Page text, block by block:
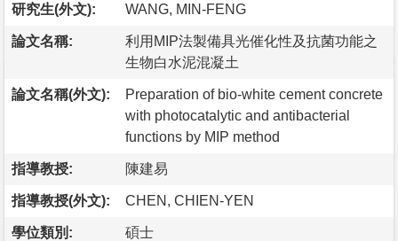
研究生(外文): WANG, MIN-FENG
論文名稱:
利用MIP法製備具光催化性及抗菌功能之
生物白水泥混凝土
論文名稱(外文):
Preparation of bio-white cement concrete
with photocatalytic and antibacterial
functions by MIP method
指導教授: 陳建易
指導教授(外文): CHEN, CHIEN-YEN
學位類別: 碩士